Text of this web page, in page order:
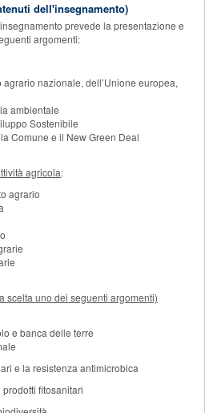
dell'insegnamento)
prevede la presentazione e
argomenti:
agrario nazionale, dell’Unione europea,
ambientale
Sostenibile
Comune e il New Green Deal
agricola:
agrario
scelta uno dei seguenti argomenti)
e banca delle terre
e la resistenza antimicrobica
fitosanitari